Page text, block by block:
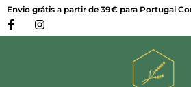
Envio grátis a partir de 39€ para Portugal